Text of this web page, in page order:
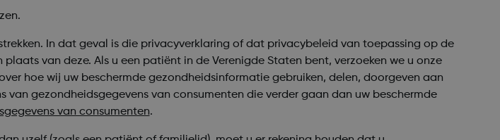
In dat geval is die privacyverklaring of dat privacybeleid van toepassing op de
van deze. Als u een patiënt in de Verenigde Staten bent, verzoeken we u onze
hoe wij uw beschermde gezondheidsinformatie gebruiken, delen, doorgeven aan
van gezondheidsgegevens van consumenten die verder gaan dan uw beschermde
van consumenten.